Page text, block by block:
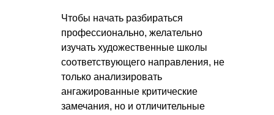
Чтобы начать разбираться
профессионально, желательно
изучать художественные школы
соответствующего направления, не
только анализировать
ангажированные критические
замечания, но и отличительные